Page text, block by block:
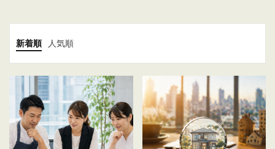
新着順 人気順